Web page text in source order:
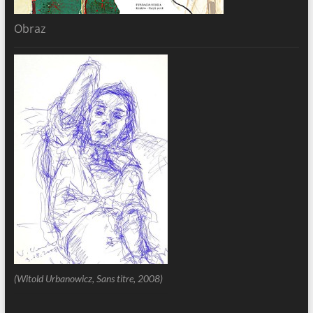
Obraz
(Witold Urbanowicz, Sans titre, 2008)